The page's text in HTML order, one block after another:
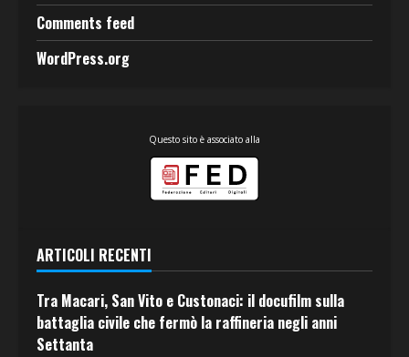
Comments feed
WordPress.org
Questo sito è associato alla
ARTICOLI RECENTI
Tra Macari, San Vito e Custonaci: il docufilm sulla
battaglia civile che fermò la raffineria negli anni
Settanta